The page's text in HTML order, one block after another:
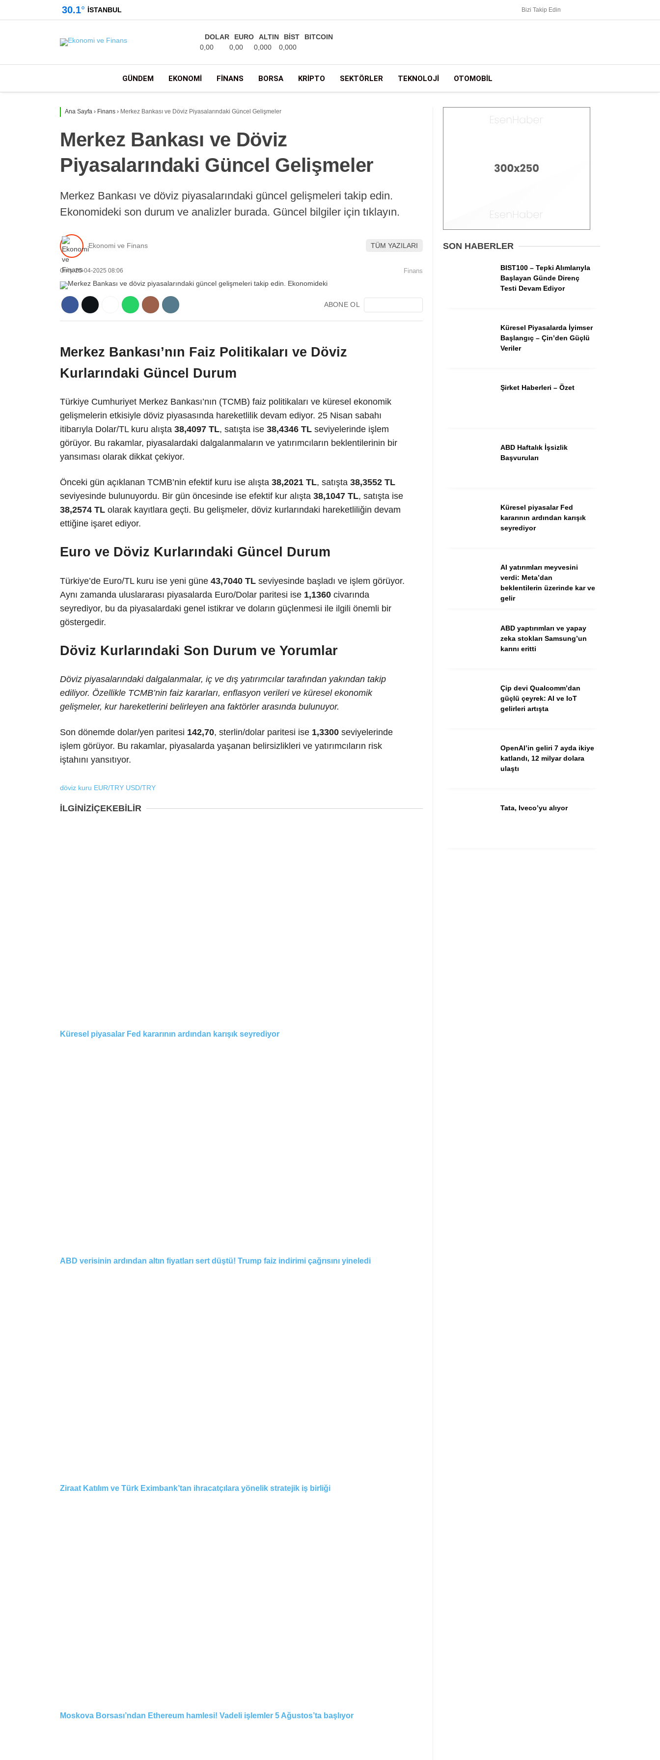
Gündem
Ekonomi
Borsa
Spor
Kripto
Facebook
30.1° İSTANBUL Bizi Takip Edin
DOLAR
0,00
EURO
0,00
ALTIN
0,000
BİST
0,000
BITCOIN
GÜNDEM EKONOMI FINANS BORSA KRIPTO SEKTÖRLER TEKNOLOJI OTOMOBIL
Ana Sayfa › Finans › Merkez Bankası ve Döviz Piyasalarındaki Güncel Gelişmeler
Merkez Bankası ve Döviz
Piyasalarındaki Güncel Gelişmeler
Merkez Bankası ve döviz piyasalarındaki güncel gelişmeleri takip edin.
Ekonomideki son durum ve analizler burada. Güncel bilgiler için tıklayın.
Ekonomi ve Finans TÜM YAZILARI
Giriş: 25-04-2025 08:06 Finans
ABONE OL
Merkez Bankası’nın Faiz Politikaları ve Döviz
Kurlarındaki Güncel Durum
Türkiye Cumhuriyet Merkez Bankası’nın (TCMB) faiz politikaları ve küresel ekonomik
gelişmelerin etkisiyle döviz piyasasında hareketlilik devam ediyor. 25 Nisan sabahı
itibarıyla Dolar/TL kuru alışta 38,4097 TL, satışta ise 38,4346 TL seviyelerinde işlem
görüyor. Bu rakamlar, piyasalardaki dalgalanmaların ve yatırımcıların beklentilerinin bir
yansıması olarak dikkat çekiyor.
Önceki gün açıklanan TCMB’nin efektif kuru ise alışta 38,2021 TL, satışta 38,3552 TL
seviyesinde bulunuyordu. Bir gün öncesinde ise efektif kur alışta 38,1047 TL, satışta ise
38,2574 TL olarak kayıtlara geçti. Bu gelişmeler, döviz kurlarındaki hareketliliğin devam
ettiğine işaret ediyor.
Euro ve Döviz Kurlarındaki Güncel Durum
Türkiye’de Euro/TL kuru ise yeni güne 43,7040 TL seviyesinde başladı ve işlem görüyor.
Aynı zamanda uluslararası piyasalarda Euro/Dolar paritesi ise 1,1360 civarında
seyrediyor, bu da piyasalardaki genel istikrar ve doların güçlenmesi ile ilgili önemli bir
göstergedir.
Döviz Kurlarındaki Son Durum ve Yorumlar
Döviz piyasalarındaki dalgalanmalar, iç ve dış yatırımcılar tarafından yakından takip
ediliyor. Özellikle TCMB’nin faiz kararları, enflasyon verileri ve küresel ekonomik
gelişmeler, kur hareketlerini belirleyen ana faktörler arasında bulunuyor.
Son dönemde dolar/yen paritesi 142,70, sterlin/dolar paritesi ise 1,3300 seviyelerinde
işlem görüyor. Bu rakamlar, piyasalarda yaşanan belirsizlikleri ve yatırımcıların risk
iştahını yansıtıyor.
döviz kuru EUR/TRY USD/TRY
İLGİNİZİÇEKEBİLİR
Küresel piyasalar Fed kararının ardından karışık seyrediyor
ABD verisinin ardından altın fiyatları sert düştü! Trump faiz indirimi çağrısını yineledi
Ziraat Katılım ve Türk Eximbank’tan ihracatçılara yönelik stratejik iş birliği
Moskova Borsası’ndan Ethereum hamlesi! Vadeli işlemler 5 Ağustos’ta başlıyor
SON HABERLER
BIST100 – Tepki Alımlarıyla
Başlayan Günde Direnç
Testi Devam Ediyor
Küresel Piyasalarda İyimser
Başlangıç – Çin’den Güçlü
Veriler
Şirket Haberleri – Özet
ABD Haftalık İşsizlik
Başvuruları
Küresel piyasalar Fed
kararının ardından karışık
seyrediyor
AI yatırımları meyvesini
verdi: Meta’dan
beklentilerin üzerinde kar ve
gelir
ABD yaptırımları ve yapay
zeka stokları Samsung’un
karını eritti
Çip devi Qualcomm’dan
güçlü çeyrek: AI ve IoT
gelirleri artışta
OpenAI’in geliri 7 ayda ikiye
katlandı, 12 milyar dolara
ulaştı
Tata, Iveco’yu alıyor